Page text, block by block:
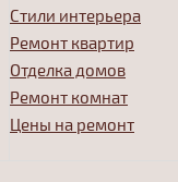
Стили интерьера
Ремонт квартир
Отделка домов
Ремонт комнат
Цены на ремонт